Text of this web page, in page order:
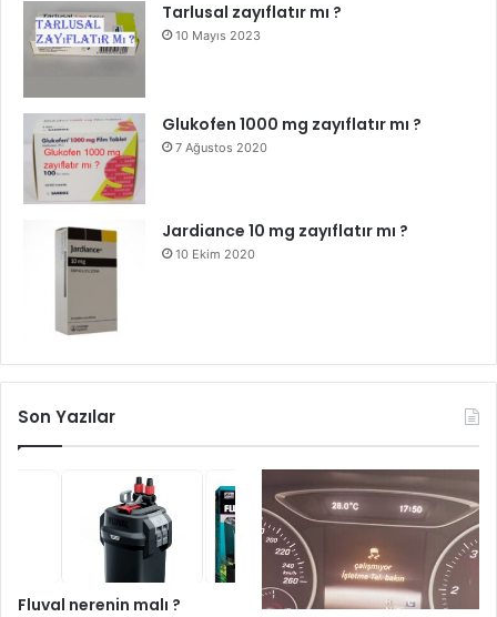
Tarlusal zayıflatır mı ?
10 Mayıs 2023
Glukofen 1000 mg zayıflatır mı ?
7 Ağustos 2020
Jardiance 10 mg zayıflatır mı ?
10 Ekim 2020
Son Yazılar
Fluval nerenin malı ?